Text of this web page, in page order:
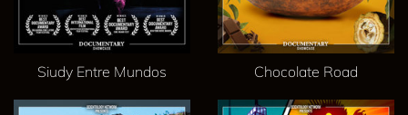
Siudy Entre Mundos Chocolate Road